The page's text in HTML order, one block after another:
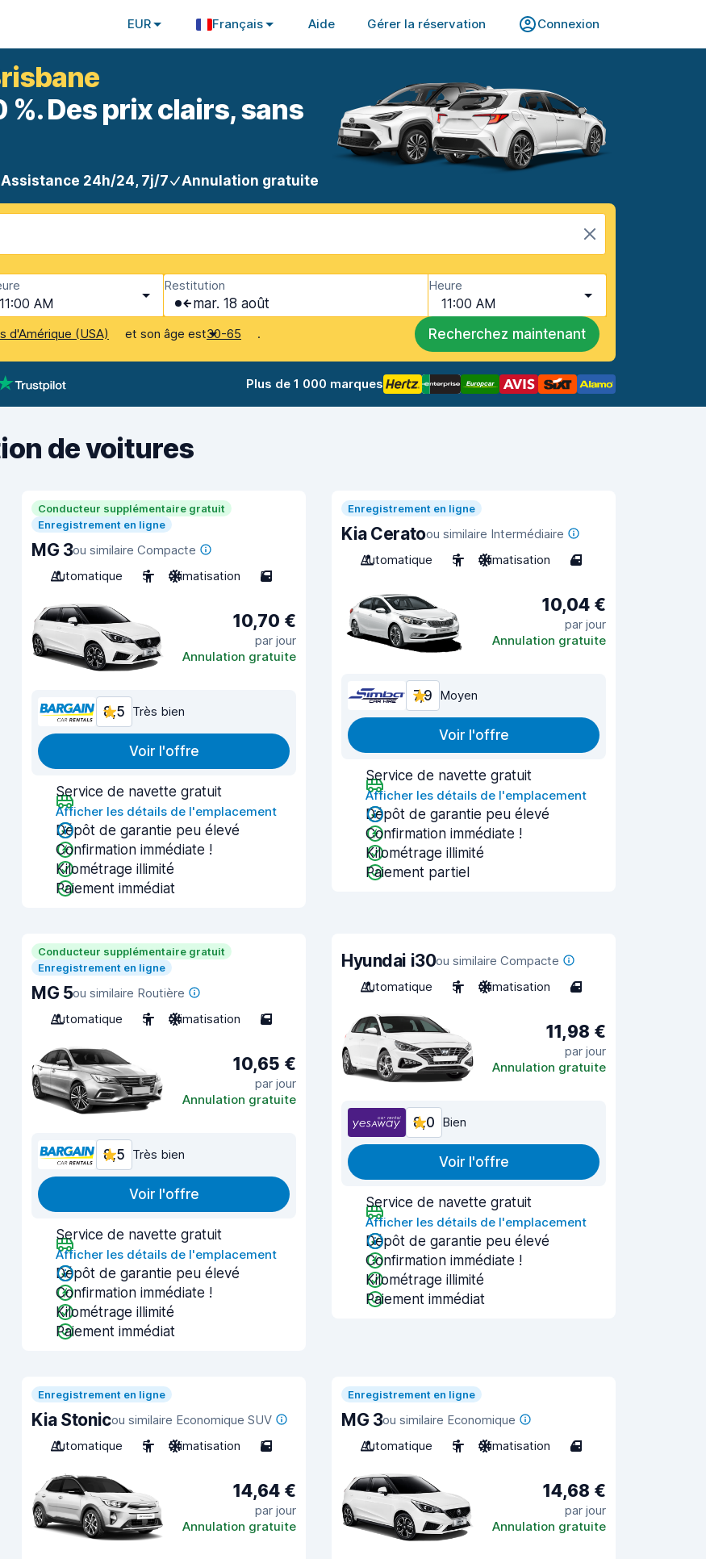
EUR Français Aide Gérer la réservation Connexion
Des prix clairs, sans
Assistance 24h/24, 7j/7 Annulation gratuite
11:00 AM
Restitution
mar. 18 août
Heure
11:00 AM
d'Amérique (USA) et son âge est30-65 . Recherchez maintenant
Plus de 1 000 marques
de voitures
Conducteur supplémentaire gratuit
Enregistrement en ligne
MG 3ou similaire Compacte
Automatique
5 Climatisation 5
10,70 €
par jour
Annulation gratuite
8,5 Très bien
Voir l'offre
Service de navette gratuit
Afficher les détails de l'emplacement
Dépôt de garantie peu élevé
Confirmation immédiate !
Kilométrage illimité
Paiement immédiat
Enregistrement en ligne
Kia Ceratoou similaire Intermédiaire
Automatique
5 Climatisation 4
10,04 €
par jour
Annulation gratuite
7,9 Moyen
Voir l'offre
Service de navette gratuit
Afficher les détails de l'emplacement
Dépôt de garantie peu élevé
Confirmation immédiate !
Kilométrage illimité
Paiement partiel
Conducteur supplémentaire gratuit
Enregistrement en ligne
MG 5ou similaire Routière
Automatique
5 Climatisation 5
10,65 €
par jour
Annulation gratuite
8,5 Très bien
Voir l'offre
Service de navette gratuit
Afficher les détails de l'emplacement
Dépôt de garantie peu élevé
Confirmation immédiate !
Kilométrage illimité
Paiement immédiat
Hyundai i30ou similaire Compacte
Automatique
5 Climatisation 4
11,98 €
par jour
Annulation gratuite
8,0 Bien
Voir l'offre
Service de navette gratuit
Afficher les détails de l'emplacement
Dépôt de garantie peu élevé
Confirmation immédiate !
Kilométrage illimité
Paiement immédiat
Enregistrement en ligne
Kia Stonicou similaire Economique SUV
Automatique
5 Climatisation 5
14,64 €
par jour
Annulation gratuite
Enregistrement en ligne
MG 3ou similaire Economique
Automatique
5 Climatisation 4
14,68 €
par jour
Annulation gratuite